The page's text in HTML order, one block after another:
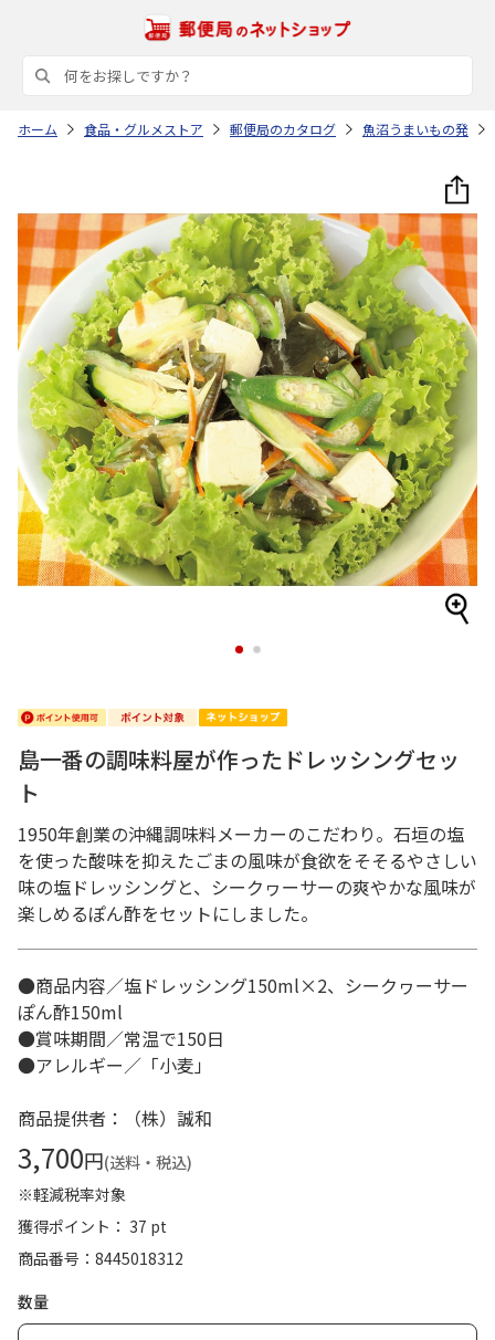
ホーム 食品・グルメストア 郵便局のカタログ 魚沼うまいもの発
1 2
島一番の調味料屋が作ったドレッシングセッ
ト
1950年創業の沖縄調味料メーカーのこだわり。石垣の塩
を使った酸味を抑えたごまの風味が食欲をそそるやさしい
味の塩ドレッシングと、シークヮーサーの爽やかな風味が
楽しめるぽん酢をセットにしました。
●商品内容／塩ドレッシング150ml×2、シークヮーサー
ぽん酢150ml
●賞味期間／常温で150日
●アレルギー／「小麦」
商品提供者：（株）誠和
3,700円(送料・税込)
※軽減税率対象
獲得ポイント： 37 pt
商品番号
8445018312
数量